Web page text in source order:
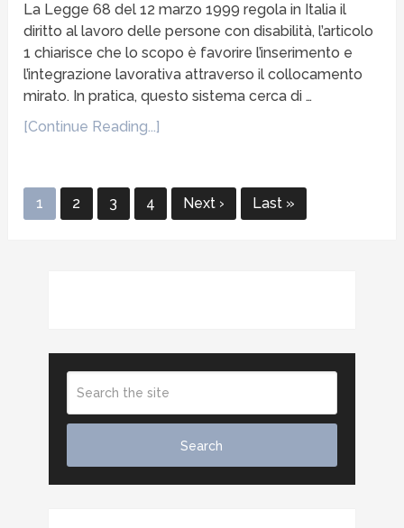
La Legge 68 del 12 marzo 1999 regola in Italia il
diritto al lavoro delle persone con disabilità, l’articolo
1 chiarisce che lo scopo è favorire l’inserimento e
l’integrazione lavorativa attraverso il collocamento
mirato. In pratica, questo sistema cerca di …
[Continue Reading...]
1 2 3 4 Next › Last »